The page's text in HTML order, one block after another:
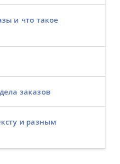
и что такое
заказов
и разным